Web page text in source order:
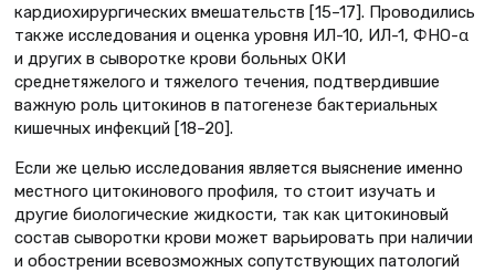
кардиохирургических вмешательств [15–17]. Проводились
также исследования и оценка уровня ИЛ-10, ИЛ-1, ФНО-α
и других в сыворотке крови больных ОКИ
среднетяжелого и тяжелого течения, подтвердившие
важную роль цитокинов в патогенезе бактериальных
кишечных инфекций [18–20].
Если же целью исследования является выяснение именно
местного цитокинового профиля, то стоит изучать и
другие биологические жидкости, так как цитокиновый
состав сыворотки крови может варьировать при наличии
и обострении всевозможных сопутствующих патологий